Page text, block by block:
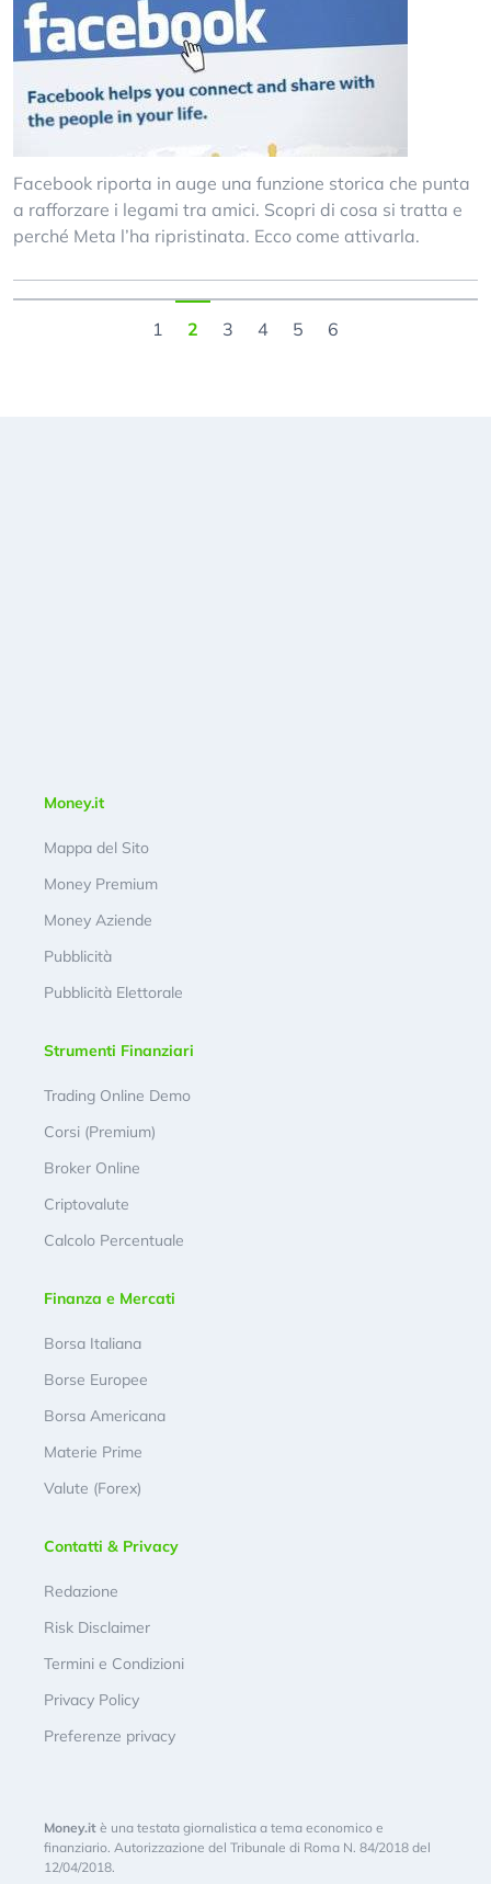
Facebook riporta in auge una funzione storica che punta
a rafforzare i legami tra amici. Scopri di cosa si tratta e
perché Meta l’ha ripristinata. Ecco come attivarla.
1 2 3 4 5 6
Money.it
Mappa del Sito
Money Premium
Money Aziende
Pubblicità
Pubblicità Elettorale
Strumenti Finanziari
Trading Online Demo
Corsi (Premium)
Broker Online
Criptovalute
Calcolo Percentuale
Finanza e Mercati
Borsa Italiana
Borse Europee
Borsa Americana
Materie Prime
Valute (Forex)
Contatti & Privacy
Redazione
Risk Disclaimer
Termini e Condizioni
Privacy Policy
Preferenze privacy
Money.it è una testata giornalistica a tema economico e
finanziario. Autorizzazione del Tribunale di Roma N. 84/2018 del
12/04/2018.